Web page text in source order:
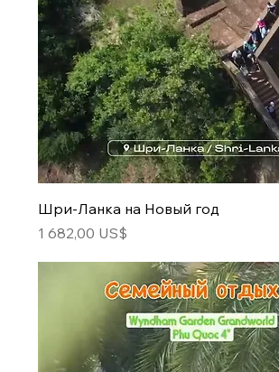
Шри-Ланка на Новый год
Цена
1 682,00 US$